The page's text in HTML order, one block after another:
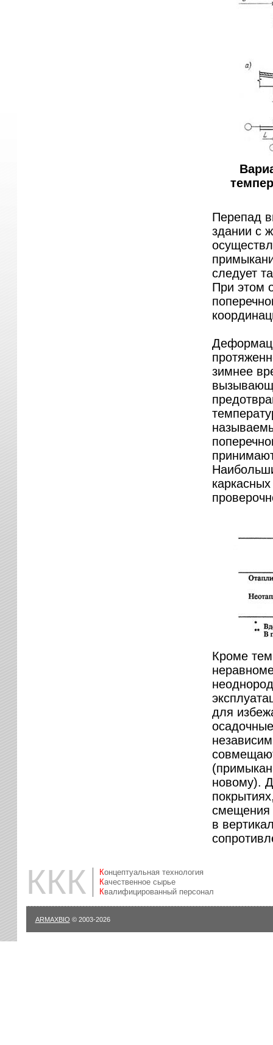
Перепад
здании с
следует
При этом
зимнее
Кроме
для
новому).
смещения
в
ККК
Концептуальная технология
Качественное сырье
Квалифицированный персонал
ARMAXBIO © 2003-2026